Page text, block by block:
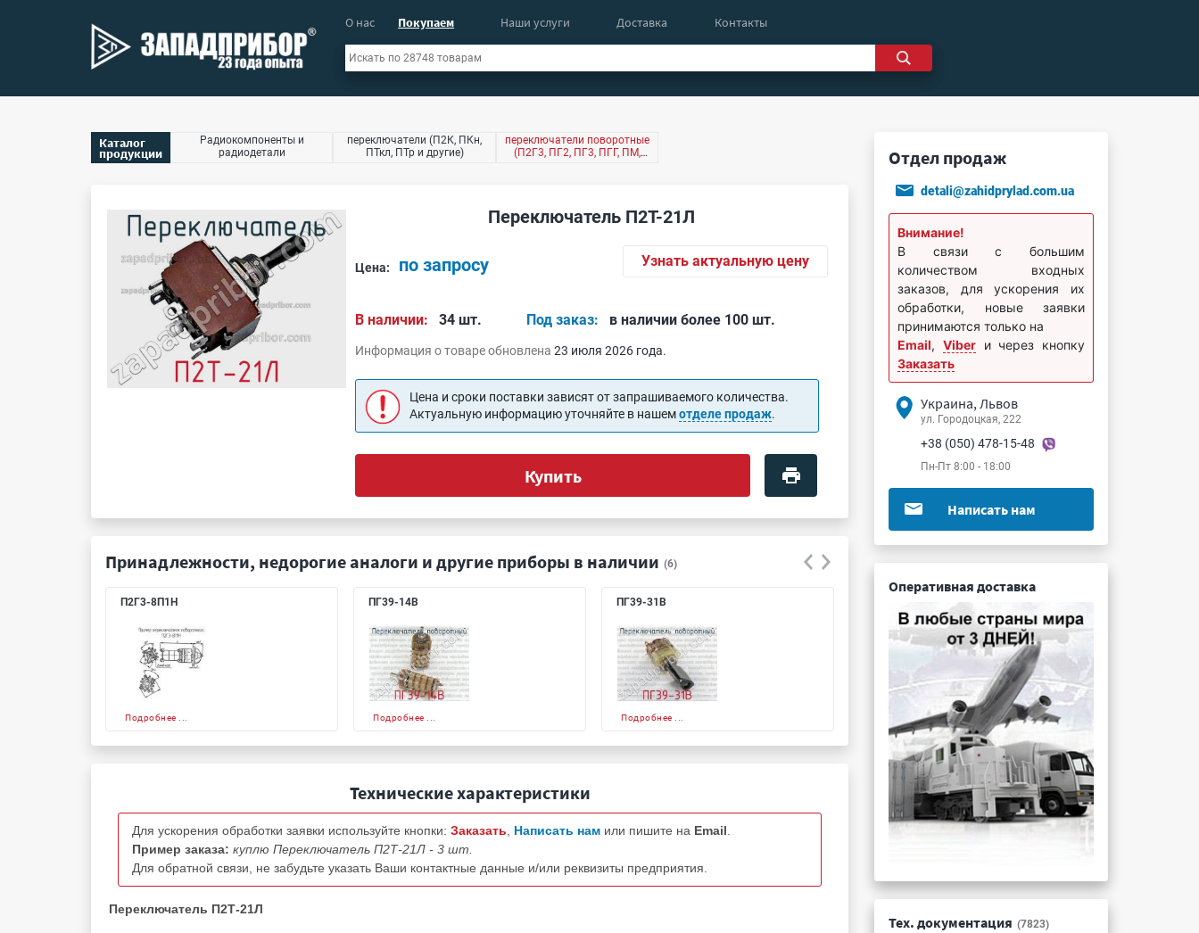
О нас Покупаем Наши услуги Доставка Контакты
Каталог
продукции
Радиокомпоненты и
радиодетали
переключатели (П2К, ПКн,
ПТкл, ПТр и другие)
переключатели поворотные
(П2Г3, ПГ2, ПГ3, ПГГ, ПМ,
Переключатель П2Т-21Л
Цена: по запросу Узнать актуальную цену
В наличии: 34 шт. Под заказ: в наличии более 100 шт.
Информация о товаре обновлена23 июля 2026 года.
Цена и сроки поставки зависят от запрашиваемого количества.
Актуальную информацию уточняйте в нашемотделе продаж.
Купить
Принадлежности, недорогие аналоги и другие приборы в наличии (6)
П2Г3-8П1Н
Подробнее ...
ПГ39-14В
Подробнее ...
ПГ39-31В
Подробнее ... Подробнее ...
Технические характеристики
Для ускорения обработки заявки используйте кнопки: Заказать Написать нам или пишите на Email
Пример заказа: куплю Переключатель П2Т-21Л - 3 шт.
Для обратной связи, не забудьте указать Ваши контактные данные и/или реквизиты предприятия.
Переключатель П2Т-21Л
Отдел продаж
detali@zahidprylad.com.ua
Внимание!
В связи с большим
количеством входных
заказов, для ускорения их
обработки, новые заявки
принимаются только на
Email, Viberи через кнопку
Заказать
Украина, Львов
ул. Городоцкая, 222
+38 (050) 478-15-48
Пн-Пт 8:00 - 18:00
Написать нам
Оперативная доставка
Тех. документация (7823)